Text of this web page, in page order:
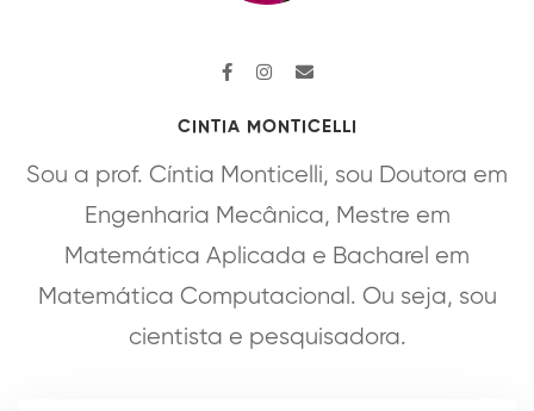
CINTIA MONTICELLI
Sou a prof. Cíntia Monticelli, sou Doutora em
Engenharia Mecânica, Mestre em
Matemática Aplicada e Bacharel em
Matemática Computacional. Ou seja, sou
cientista e pesquisadora.